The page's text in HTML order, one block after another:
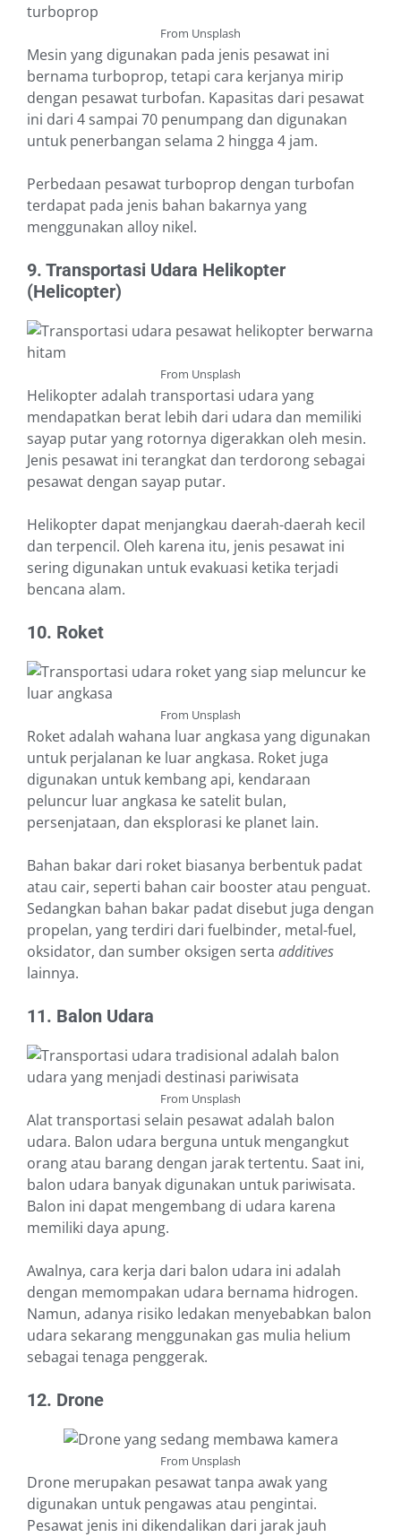
From Unsplash
Mesin yang digunakan pada jenis pesawat ini
bernama turboprop, tetapi cara kerjanya mirip
dengan pesawat turbofan. Kapasitas dari pesawat
ini dari 4 sampai 70 penumpang dan digunakan
untuk penerbangan selama 2 hingga 4 jam.
Perbedaan pesawat turboprop dengan turbofan
terdapat pada jenis bahan bakarnya yang
menggunakan alloy nikel.
9. Transportasi Udara Helikopter
(Helicopter)
From Unsplash
Helikopter adalah transportasi udara yang
mendapatkan berat lebih dari udara dan memiliki
sayap putar yang rotornya digerakkan oleh mesin.
Jenis pesawat ini terangkat dan terdorong sebagai
pesawat dengan sayap putar.
Helikopter dapat menjangkau daerah-daerah kecil
dan terpencil. Oleh karena itu, jenis pesawat ini
sering digunakan untuk evakuasi ketika terjadi
bencana alam.
10. Roket
From Unsplash
Roket adalah wahana luar angkasa yang digunakan
untuk perjalanan ke luar angkasa. Roket juga
digunakan untuk kembang api, kendaraan
peluncur luar angkasa ke satelit bulan,
persenjataan, dan eksplorasi ke planet lain.
Bahan bakar dari roket biasanya berbentuk padat
atau cair, seperti bahan cair booster atau penguat.
Sedangkan bahan bakar padat disebut juga dengan
propelan, yang terdiri dari fuelbinder, metal-fuel,
oksidator, dan sumber oksigen serta additives
lainnya.
11. Balon Udara
From Unsplash
Alat transportasi selain pesawat adalah balon
udara. Balon udara berguna untuk mengangkut
orang atau barang dengan jarak tertentu. Saat ini,
balon udara banyak digunakan untuk pariwisata.
Balon ini dapat mengembang di udara karena
memiliki daya apung.
Awalnya, cara kerja dari balon udara ini adalah
dengan memompakan udara bernama hidrogen.
Namun, adanya risiko ledakan menyebabkan balon
udara sekarang menggunakan gas mulia helium
sebagai tenaga penggerak.
12. Drone
From Unsplash
Drone merupakan pesawat tanpa awak yang
digunakan untuk pengawas atau pengintai.
Pesawat jenis ini dikendalikan dari jarak jauh